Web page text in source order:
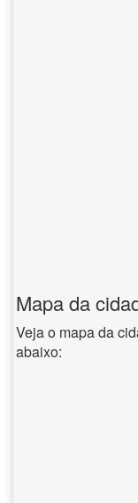
Mapa da
Veja o mapa da
abaixo: